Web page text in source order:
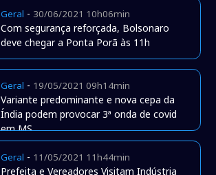
Geral - 30/06/2021 10h06min
Com segurança reforçada, Bolsonaro
deve chegar a Ponta Porã às 11h
Geral - 19/05/2021 09h14min
Variante predominante e nova cepa da
Índia podem provocar 3ª onda de covid
em MS
Geral - 11/05/2021 11h44min
Prefeita e Vereadores Visitam Indústria